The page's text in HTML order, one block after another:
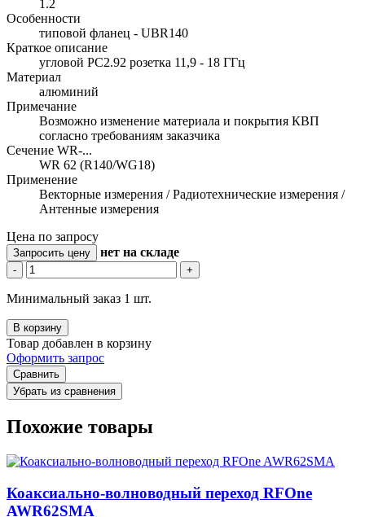
1.2
Особенности
типовой фланец - UBR140
Краткое описание
угловой PC2.92 розетка 11,9 - 18 ГГц
Материал
алюминий
Примечание
Возможно изменение материала и покрытия КВП
согласно требованиям заказчика
Сечение WR-...
WR 62 (R140/WG18)
Применение
Векторные измерения / Радиотехнические измерения /
Антенные измерения
Цена по запросу
Запросить цену нет на складе
- +
Минимальный заказ 1 шт.
В корзину
Товар добавлен в корзину
Оформить запрос
Сравнить
Убрать из сравнения
Похожие товары
Коаксиально-волноводный переход RFOne
AWR62SMA